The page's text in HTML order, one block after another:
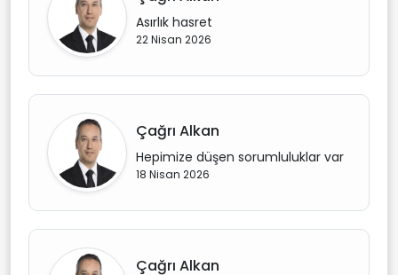
Asırlık hasret
22 Nisan 2026
Çağrı Alkan
Hepimize düşen sorumluluklar var
18 Nisan 2026
Çağrı Alkan